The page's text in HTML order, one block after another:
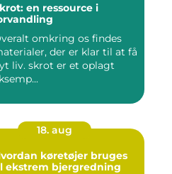
en ressource i
omkring os findes
der er klar til at få
liv. skrot er et oplagt
18. aug
køretøjer bruges
ekstrem bjergredning